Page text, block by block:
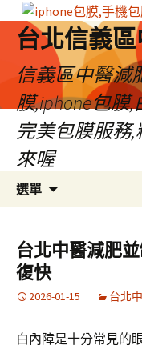
台北信義
信義區中醫減
膜,iphone包膜
完美包膜服務
來喔
選單
容
區
台北中醫減肥
復快
2026-01-15 台北
白內障是十分常見的